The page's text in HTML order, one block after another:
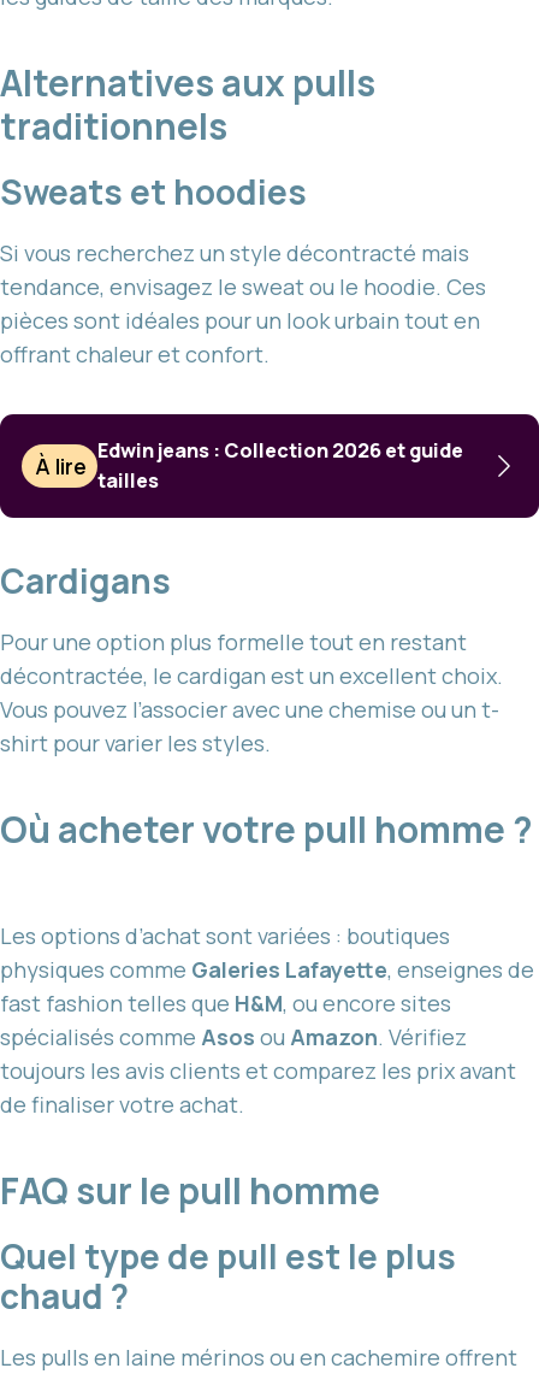
Alternatives aux pulls
traditionnels
Sweats et hoodies
Si vous recherchez un style décontracté mais
tendance, envisagez le sweat ou le hoodie. Ces
pièces sont idéales pour un look urbain tout en
offrant chaleur et confort.
À lire
Edwin jeans : Collection 2026 et guide
tailles
Cardigans
Pour une option plus formelle tout en restant
décontractée, le cardigan est un excellent choix.
Vous pouvez l’associer avec une chemise ou un t-
shirt pour varier les styles.
Où acheter votre pull homme ?
Les options d’achat sont variées : boutiques
physiques comme Galeries Lafayette, enseignes de
fast fashion telles que H&M, ou encore sites
spécialisés comme Asos ou Amazon. Vérifiez
toujours les avis clients et comparez les prix avant
de finaliser votre achat.
FAQ sur le pull homme
Quel type de pull est le plus
chaud ?
Les pulls en laine mérinos ou en cachemire offrent